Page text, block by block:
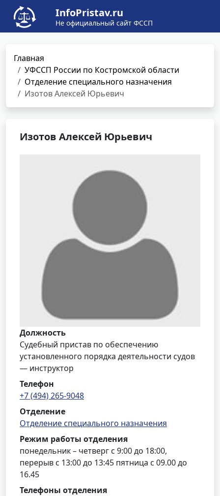
InfoPristav.ru
Не официальный сайт ФССП
Главная
УФССП России по Костромской области
Отделение специального назначения
Изотов Алексей Юрьевич
Изотов Алексей Юрьевич
Должность
Судебный пристав по обеспечению
установленного порядка деятельности судов
— инструктор
Телефон
+7 (494) 265-9048
Отделение
Отделение специального назначения
Режим работы отделения
понедельник – четверг с 9:00 до 18:00,
перерыв с 13:00 до 13:45 пятница с 09.00 до
16.45
Телефоны отделения